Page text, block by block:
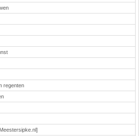
regenten